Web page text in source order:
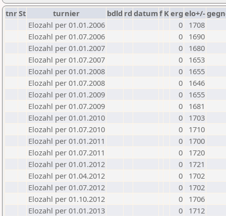
tnrSt turnier bdld rd datumf Kerg elo+/-
Elozahl per 01.01.2006
0
1708
Elozahl per 01.07.2006
0
1690
Elozahl per 01.01.2007
0
1680
Elozahl per 01.07.2007
0
1653
Elozahl per 01.01.2008
0
1655
Elozahl per 01.07.2008
0
1646
Elozahl per 01.01.2009
0
1655
Elozahl per 01.07.2009
0
1681
Elozahl per 01.01.2010
0
1703
Elozahl per 01.07.2010
0
1710
Elozahl per 01.01.2011
0
1700
Elozahl per 01.07.2011
0
1720
Elozahl per 01.01.2012
0
1721
Elozahl per 01.04.2012
0
1702
Elozahl per 01.07.2012
0
1702
Elozahl per 01.10.2012
0
1706
Elozahl per 01.01.2013
0
1712